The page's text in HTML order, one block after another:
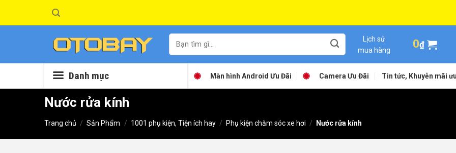
Tìm
kiếm:
Lịch sử
mua hàng
0₫
Danh mục Màn hình Android Ưu Đãi Camera Ưu Đãi Tin tức, Khuyễn mãi
Nước rửa kính
Trang chủ / Sản Phẩm / 1001 phụ kiện, Tiện ích hay / Phụ kiện chăm sóc xe hơi / Nước rửa kính